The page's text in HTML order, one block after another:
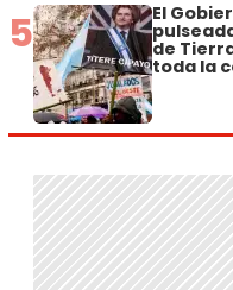
5 El
de
toda la